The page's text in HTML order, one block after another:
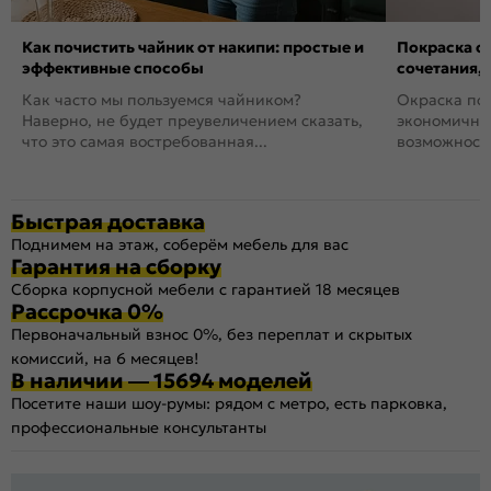
Как почистить чайник от накипи: простые и
эффективные способы
Как часто мы пользуемся чайником?
Наверно, не будет преувеличением сказать,
что это самая востребованная...
Покраска
сочетания,
Окраска
Быстрая доставка
Поднимем на этаж, соберём мебель для вас
Гарантия на сборку
Сборка корпусной мебели с гарантией 18 месяцев
Рассрочка 0%
Первоначальный взнос 0%, без переплат и скрытых
комиссий, на 6 месяцев!
В наличии — 15694 моделей
Посетите наши шоу-румы: рядом с метро, есть парковка,
профессиональные консультанты